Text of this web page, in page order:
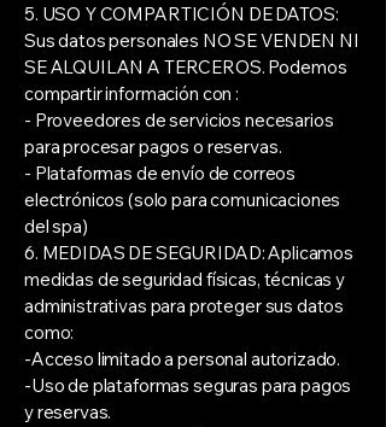
5. USO Y COMPARTICIÓN DE DATOS:
Sus datos personales NO SE VENDEN NI
SE ALQUILAN A TERCEROS. Podemos
compartir información con :
- Proveedores de servicios necesarios
para procesar pagos o reservas.
- Plataformas de envío de correos
electrónicos (solo para comunicaciones
del spa)
6. MEDIDAS DE SEGURIDAD: Aplicamos
medidas de seguridad físicas, técnicas y
administrativas para proteger sus datos
como:
-Acceso limitado a personal autorizado.
-Uso de plataformas seguras para pagos
y reservas.